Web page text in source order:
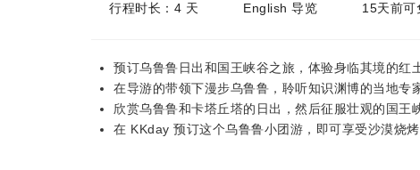
行程时长：4 天 English 导览 15天前可
预订乌鲁鲁日出和国王峡谷之旅，体验身临其境的红
在导游的带领下漫步乌鲁鲁，聆听知识渊博的当地专
欣赏乌鲁鲁和卡塔丘塔的日出，然后征服壮观的国王
在 KKday 预订这个乌鲁鲁小团游，即可享受沙漠烧烤